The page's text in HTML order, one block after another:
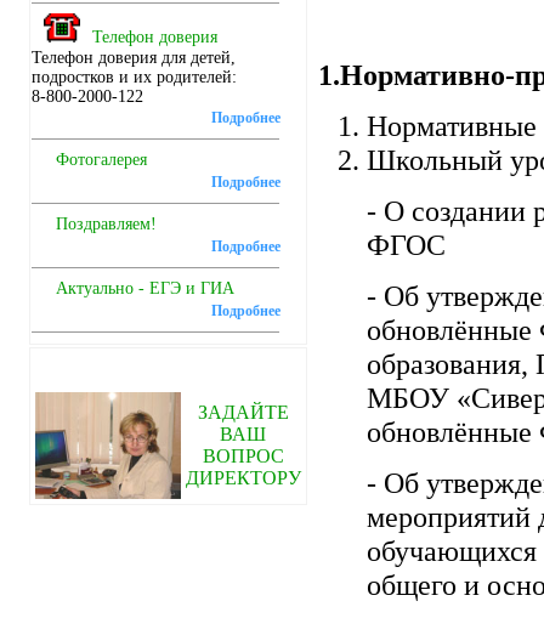
Телефон доверия
Телефон доверия для детей,
подростков и их родителей:
8-800-2000-122
Подробнее
Фотогалерея
Подробнее
Поздравляем!
Подробнее
Актуально - ЕГЭ и ГИА
Подробнее
ЗАДАЙТЕ
ВАШ
ВОПРОС
ДИРЕКТОРУ
1.Нормативно-
Нормативные
Школьный
- О создании
ФГОС
- Об
обновлённые
образования,
МБОУ
- Об
мероприятий
обучающихся
общего и